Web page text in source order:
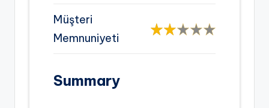
Müşteri
Memnuniyeti
Summary